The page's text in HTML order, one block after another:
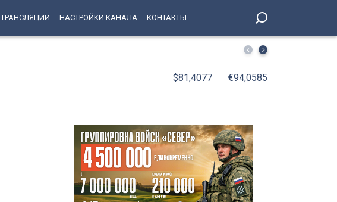
ТРАНСЛЯЦИИ НАСТРОЙКИ КАНАЛА КОНТАКТЫ
С января по июнь 2026 года оборот организаций
$81,4077 €94,0585